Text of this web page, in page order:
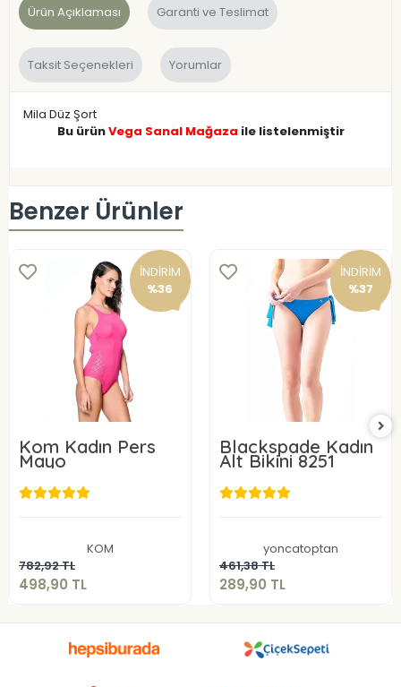
Ürün Açıklaması Garanti ve Teslimat
Taksit Seçenekleri Yorumlar
Mila Düz Şort
Bu ürünVega Sanal Mağaza ile listelenmiştir
Benzer Ürünler
İNDİRİM
%36
Kom Kadın Pers
Mayo
KOM
782,92 TL
498,90 TL
Sepete Ekle
İNDİRİM
%37
Blackspade Kadın
Alt Bikini 8251
yoncatoptan
461,38 TL
289,90 TL
Sepete Ekle